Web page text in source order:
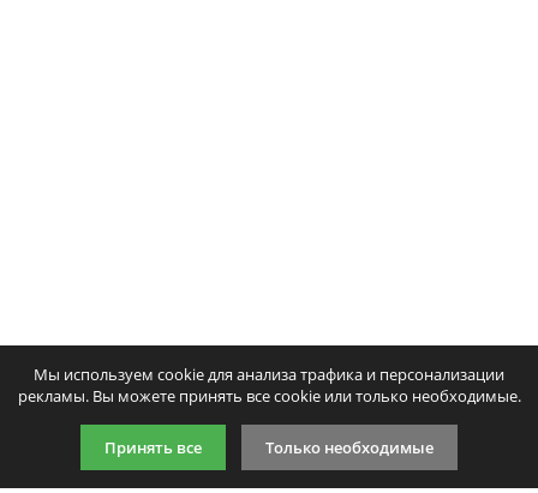
Введите код, указанный на картинке:
Мы используем cookie для анализа трафика и персонализации
рекламы. Вы можете принять все cookie или только необходимые.
Принять все Только необходимые